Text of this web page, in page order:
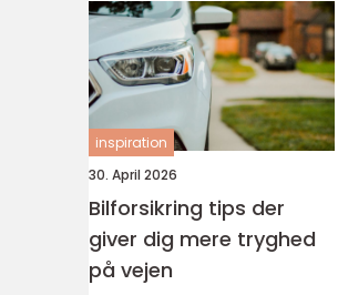
inspiration
30. April 2026
Bilforsikring tips der
giver dig mere tryghed
på vejen